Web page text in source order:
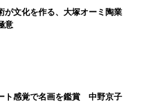
が文化を作る、大塚オーミ陶業
意
ト感覚で名画を鑑賞 中野京子